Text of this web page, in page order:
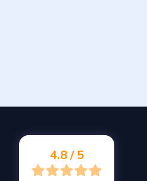
4.8 / 5